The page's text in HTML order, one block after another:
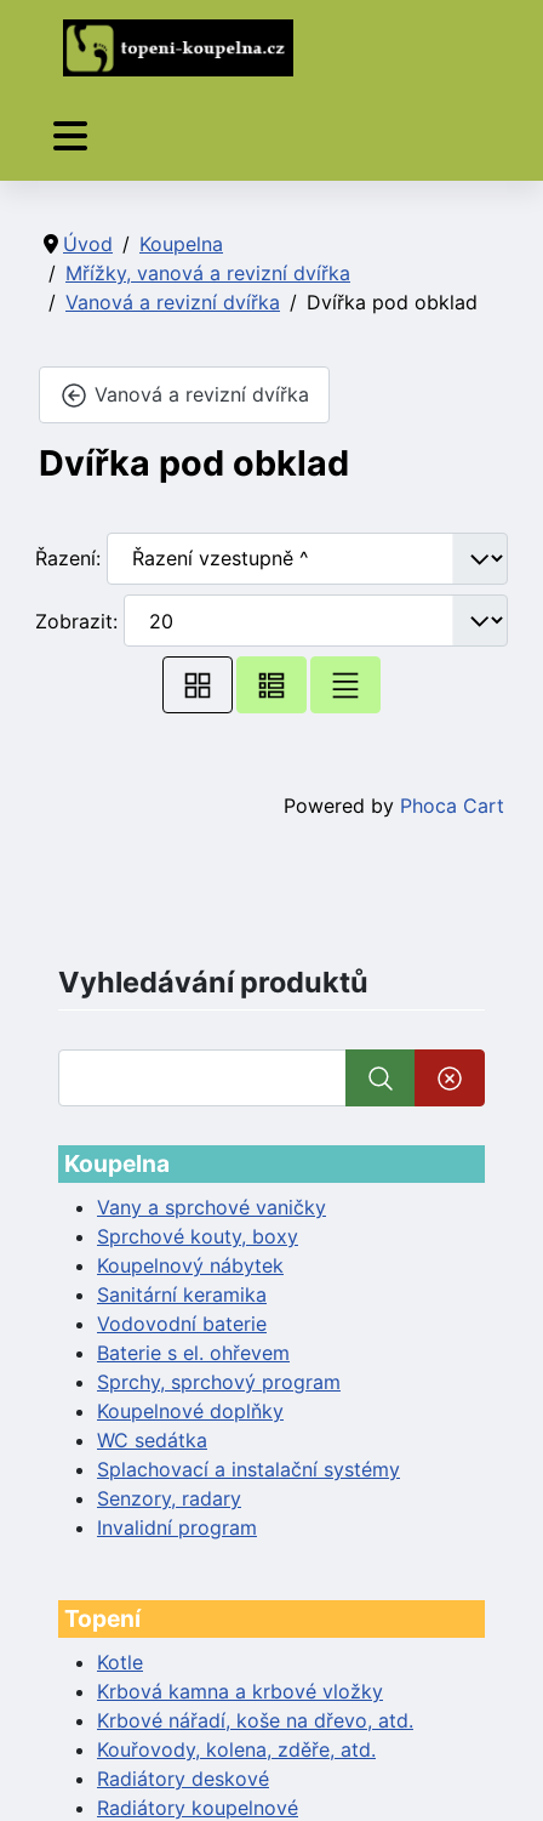
Vyhledávání produktů
Koupelna
Vany a sprchové vaničky
Sprchové kouty, boxy
Koupelnový nábytek
Sanitární keramika
Vodovodní baterie
Baterie s el. ohřevem
Sprchy, sprchový program
Koupelnové doplňky
WC sedátka
Splachovací a instalační systémy
Senzory, radary
Invalidní program
Topení
Kotle
Krbová kamna a krbové vložky
Krbové nářadí, koše na dřevo, atd.
Kouřovody, kolena, zděře, atd.
Radiátory deskové
Radiátory koupelnové
Úvod
Koupelna
Mřížky, vanová a revizní dvířka
Vanová a revizní dvířka
Dvířka pod obklad
Vanová a revizní dvířka
Dvířka pod obklad
Řazení:
Zobrazit:
Powered by Phoca Cart